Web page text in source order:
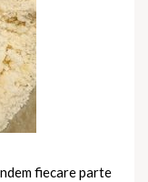
fiecare parte